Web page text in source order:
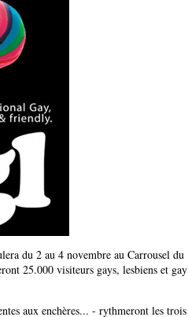
du 2 au 4 novembre au Carrousel du
25.000 visiteurs gays, lesbiens et gay
aux enchères... - rythmeront les trois